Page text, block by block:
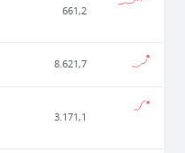
661,2
8.621,7
3.171,1